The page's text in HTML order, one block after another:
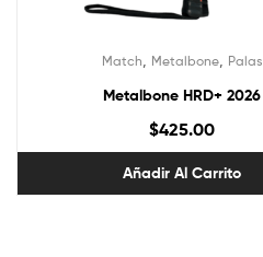
Match Metalbone, Palas
Metalbone HRD+ 2026
$425.00
Añadir Al Carrito